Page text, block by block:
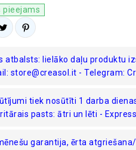
pieejams
atbalsts: lielāko daļu produktu
store@creasol.it - Telegram:
tiek nosūtīti 1 darba
pasts: ātri un lēti -
garantija, ērta